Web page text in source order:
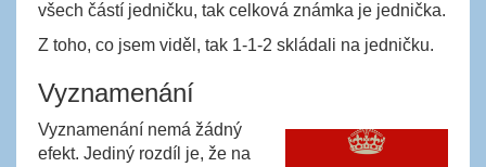
všech částí jedničku, tak celková známka je jednička.
Z toho, co jsem viděl, tak 1-1-2 skládali na jedničku.
Vyznamenání
Vyznamenání nemá žádný
efekt. Jediný rozdíl je, že na